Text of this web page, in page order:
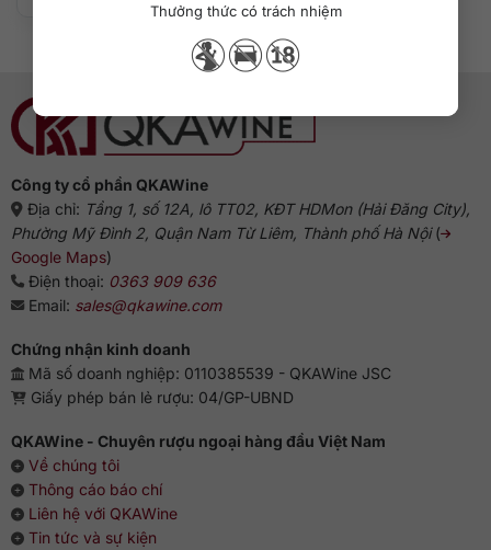
Thưởng thức có trách nhiệm
Công ty cổ phần QKAWine
Địa chỉ: Tầng 1, số 12A, lô TT02, KĐT HDMon (Hải Đăng City),
Phường Mỹ Đình 2, Quận Nam Từ Liêm, Thành phố Hà Nội(
Google Maps)
Điện thoại: 0363 909 636
Email: sales@qkawine.com
Chứng nhận kinh doanh
Mã số doanh nghiệp: 0110385539 - QKAWine JSC
Giấy phép bán lẻ rượu: 04/GP-UBND
QKAWine - Chuyên rượu ngoại hàng đầu Việt Nam
Về chúng tôi
Thông cáo báo chí
Liên hệ với QKAWine
Tin tức và sự kiện